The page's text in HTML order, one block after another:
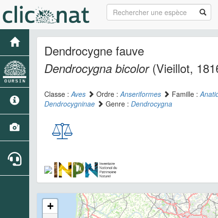
Dendrocygne fauve
Dendrocygna bicolor(Vieillot,
Classe :Aves Ordre :Anseriformes Famille :
Dendrocygninae
Genre : Dendrocygna
+